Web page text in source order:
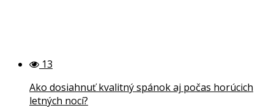
13
Ako dosiahnuť kvalitný spánok aj počas horúcich
letných nocí?